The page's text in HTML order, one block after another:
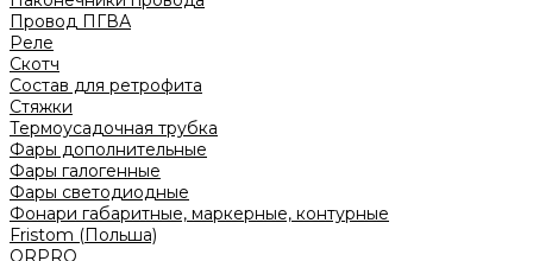
Провод ПГВА
Реле
Скотч
Состав для ретрофита
Стяжки
Термоусадочная трубка
Фары дополнительные
Фары галогенные
Фары светодиодные
Фонари габаритные, маркерные, контурные
Fristom (Польша)
ORPRO